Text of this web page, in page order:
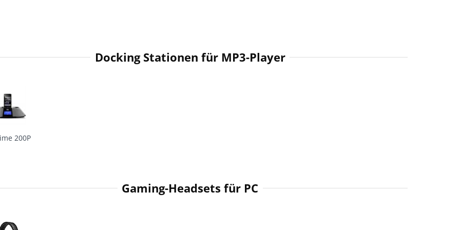
Docking Stationen für MP3-Player
200P
Gaming-Headsets für PC